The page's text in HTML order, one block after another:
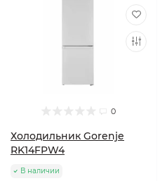
0
Холодильник Gorenje
RK14FPW4
В наличии